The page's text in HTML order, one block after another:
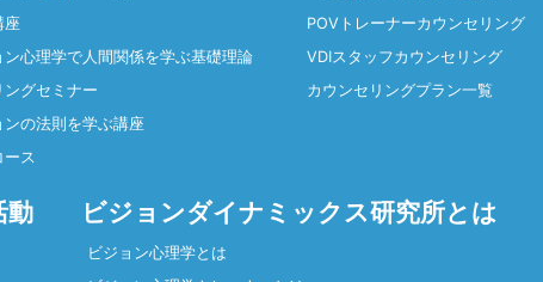
座
ン心理学で人間関係を学ぶ基礎理論
ングセミナー
ンの法則を学ぶ講座
ース
POVトレーナーカウンセリング
VDIスタッフカウンセリング
カウンセリングプラン一覧
動 ビジョンダイナミックス研究所とは
ビジョン心理学とは